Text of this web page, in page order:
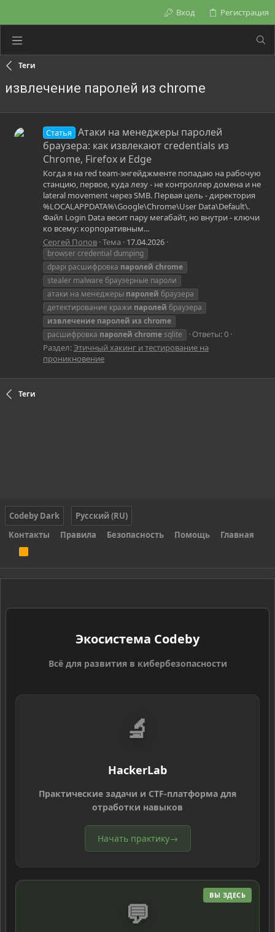
Вход Регистрация
Теги
извлечение паролей из chrome
Статья
Атаки на менеджеры паролей
браузера: как извлекают credentials из
Chrome, Firefox и Edge
Когда я на red team-энгейджменте попадаю на рабочую
станцию, первое, куда лезу - не контроллер домена и не
lateral movement через SMB. Первая цель - директория
%LOCALAPPDATA%\Google\Chrome\User Data\Default\.
Файл Login Data весит пару мегабайт, но внутри - ключи
ко всему: корпоративным...
Сергей Попов Тема 17.04.2026
browser credential dumping
dpapi расшифровка паролей chrome
stealer malware браузерные пароли
атаки на менеджеры паролей браузера
детектирование кражи паролей браузера
извлечение паролей из chrome
расшифровка паролей chromesqlite
Ответы: 0
Раздел:Этичный хакинг и тестирование на
проникновение
Теги
Codeby Dark
Русский (RU)
Контакты
Правила Безопасность Помощь Главная
S
Экосистема Codeby
Всё для развития в кибербезопасности
🔬
HackerLab
Практические задачи и CTF-платформа для
отработки навыков
Начать практику→
ВЫ ЗДЕСЬ
💬